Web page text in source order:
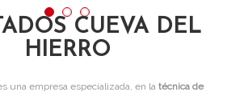
CUEVA DEL
HIERRO
una empresa especializada, en la técnica de